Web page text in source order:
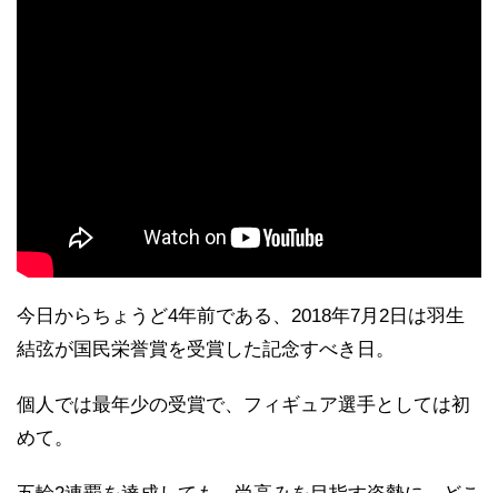
今日からちょうど4年前である、2018年7月2日は羽生
結弦が国民栄誉賞を受賞した記念すべき日。
個人では最年少の受賞で、フィギュア選手としては初
めて。